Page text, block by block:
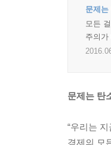
문제
모든
주의
문제는 탄
“우리는
경제의 모